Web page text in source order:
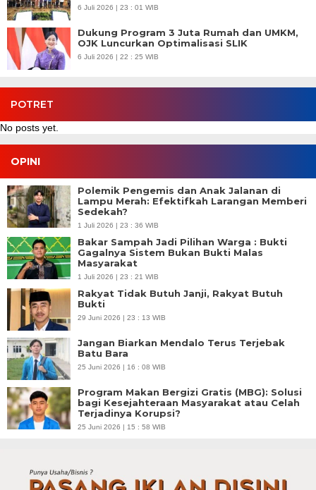
6 Juli 2026 | 23 : 01 WIB
Dukung Program 3 Juta Rumah dan UMKM,
OJK Luncurkan Optimalisasi SLIK
6 Juli 2026 | 22 : 25 WIB
POTRET
No posts yet.
OPINI
Polemik Pengemis dan Anak Jalanan di
Lampu Merah: Efektifkah Larangan Memberi
Sedekah?
1 Juli 2026 | 23 : 36 WIB
Bakar Sampah Jadi Pilihan Warga : Bukti
Gagalnya Sistem Bukan Bukti Malas
Masyarakat
1 Juli 2026 | 23 : 21 WIB
Rakyat Tidak Butuh Janji, Rakyat Butuh
Bukti
29 Juni 2026 | 23 : 13 WIB
Jangan Biarkan Mendalo Terus Terjebak
Batu Bara
25 Juni 2026 | 16 : 08 WIB
Program Makan Bergizi Gratis (MBG): Solusi
bagi Kesejahteraan Masyarakat atau Celah
Terjadinya Korupsi?
25 Juni 2026 | 15 : 58 WIB